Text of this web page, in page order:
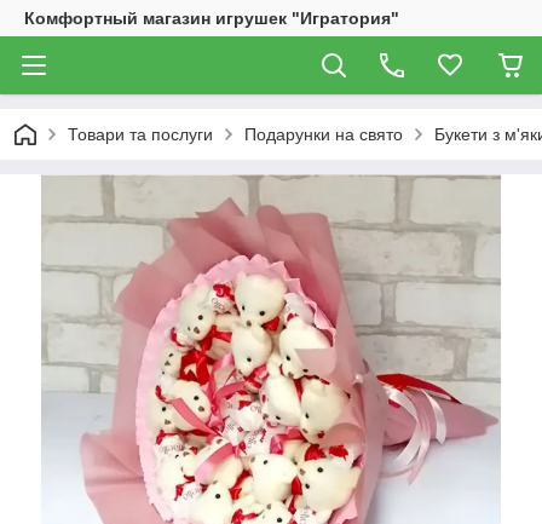
Комфортный магазин игрушек "Игратория"
Товари та послуги Подарунки на свято Букети з